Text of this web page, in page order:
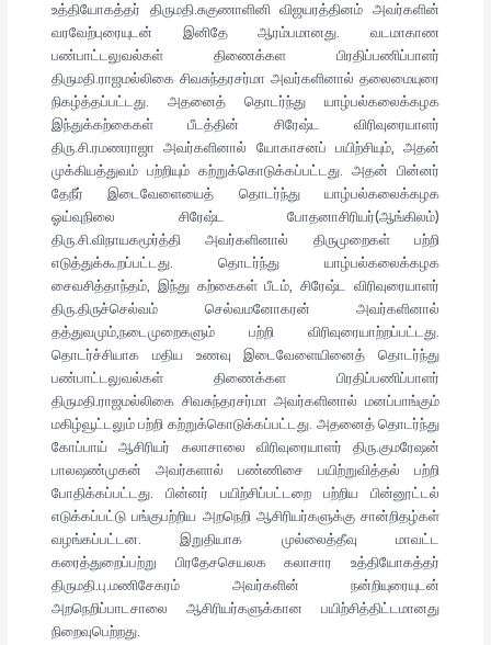
உத்தியோகத்தர் திருமதி.சுகுணாளினி விஜயரத்தினம் அவர்களின்
வரவேற்புரையுடன் இனிதே ஆரம்பமானது. வடமாகாண
பண்பாட்டலுவல்கள் திணைக்கள பிரதிப்பணிப்பாளர்
திருமதி.ராஜமல்லிகை சிவசுந்தரசர்மா அவர்களினால் தலைமையுரை
நிகழ்த்தப்பட்டது. அதனைத் தொடர்ந்து யாழ்பல்கலைக்கழக
இந்துக்கற்கைகள் பீடத்தின் சிரேஷ்ட விரிவுரையாளர்
திரு.சி.ரமணராஜா அவர்களினால் யோகாசனப் பயிற்சியும், அதன்
முக்கியத்துவம் பற்றியும் கற்றுக்கொடுக்கப்பட்டது. அதன் பின்னர்
தேநீர் இடைவேளையைத் தொடர்ந்து யாழ்பல்கலைக்கழக
ஓய்வுநிலை சிரேஷ்ட போதனாசிரியர்(ஆங்கிலம்)
திரு.சி.விநாயகமூர்த்தி அவர்களினால் திருமுறைகள் பற்றி
எடுத்துக்கூறப்பட்டது. தொடர்ந்து யாழ்பல்கலைக்கழக
சைவசித்தாந்தம், இந்து கற்கைகள் பீடம், சிரேஷ்ட விரிவுரையாளர்
திரு.திருச்செல்வம் செல்வமனோகரன் அவர்களினால்
தத்துவமும்,நடைமுறைகளும் பற்றி விரிவுரையாற்றப்பட்டது.
தொடர்ச்சியாக மதிய உணவு இடைவேளையினைத் தொடர்ந்து
பண்பாட்டலுவல்கள் திணைக்கள பிரதிப்பணிப்பாளர்
திருமதி.ராஜமல்லிகை சிவசுந்தரசர்மா அவர்களினால் மனப்பாங்கும்
மகிழ்வூட்டலும் பற்றி கற்றுக்கொடுக்கப்பட்டது. அதனைத் தொடர்ந்து
கோப்பாய் ஆசிரியர் கலாசாலை விரிவுரையாளர் திரு.குமரேஷன்
பாலஷண்முகன் அவர்களால் பண்ணிசை பயிற்றுவித்தல் பற்றி
போதிக்கப்பட்டது. பின்னர் பயிற்சிப்பட்டறை பற்றிய பின்னூட்டல்
எடுக்கப்பட்டு பங்குபற்றிய அறநெறி ஆசிரியர்களுக்கு சான்றிதழ்கள்
வழங்கப்பட்டன. இறுதியாக முல்லைத்தீவு மாவட்ட
கரைத்துறைப்பற்று பிரதேசசெயலக கலாசார உத்தியோகத்தர்
திருமதி.பு.மணிசேகரம் அவர்களின் நன்றியுரையுடன்
அறநெறிப்பாடசாலை ஆசிரியர்களுக்கான பயிற்சித்திட்டமானது
நிறைவுபெற்றது.